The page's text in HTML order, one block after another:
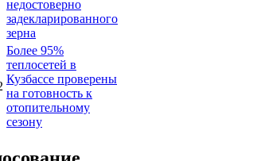
недостоверно
задекларированного
зерна
Более 95%
теплосетей в
Кузбассе проверены
на готовность к
отопительному
сезону